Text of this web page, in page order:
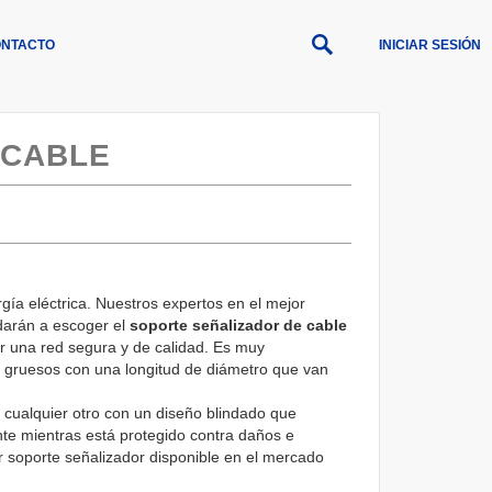
INICIAR SESIÓN
eléctrica. Nuestros expertos en el mejor
a escoger el soporte señalizador de cable
una red segura y de calidad. Es muy
con una longitud de diámetro que van
otro con un diseño blindado que
mientras está protegido contra daños e
señalizador disponible en el mercado